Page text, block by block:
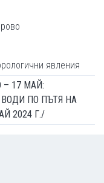
явления
– 17 МАЙ:
ПО ПЪТЯ НА
2024 Г./